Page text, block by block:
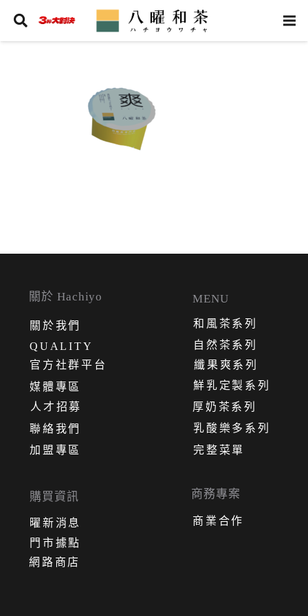
人才招募
關於 Hachiyo
關 於我們
QUALITY
官方社群平台
媒體專區
網路商店
門市據點
曜新消息
購買資訊
聯絡我們
加盟專區
商務專案
商業合作
乳酸樂多系列
厚奶茶系列
鮮乳定製系列
纖果爽系列
自然茶系列
和風茶系列
MENU
完整菜單